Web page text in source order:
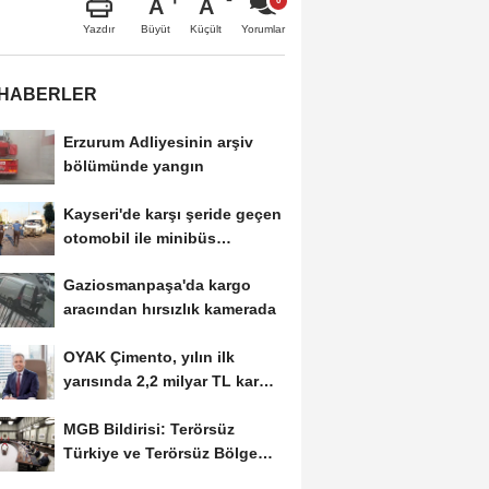
Yazdır
A
Büyüt
A
Küçült Yorumlar
Erzurum Adliyesinin arşiv
bölümünde yangın
Kayseri'de karşı şeride geçen
otomobil ile minibüs
Gaziosmanpaşa'da kargo
aracından hırsızlık kamerada
OYAK Çimento, yılın ilk
yarısında 2,2 milyar TL kar
MGB Bildirisi: Terörsüz
Türkiye ve Terörsüz Bölge